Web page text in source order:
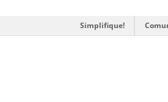
Simplifique!